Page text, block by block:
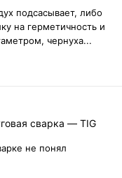
подсасывает, либо
на герметичность и
чернуха...
сварка — TIG
не понял